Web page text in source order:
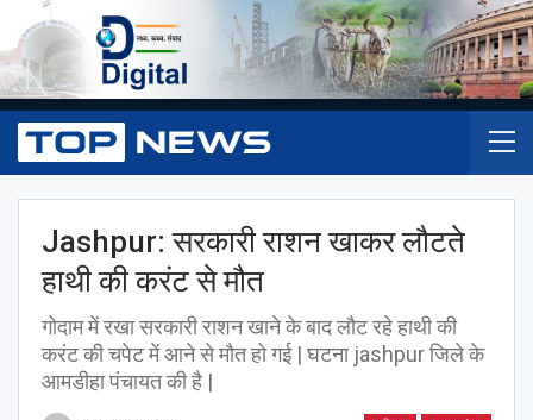
Jashpur: सरकारी राशन खाकर लौटते
हाथी की करंट से मौत
गोदाम में रखा सरकारी राशन खाने के बाद लौट रहे हाथी की
करंट की चपेट में आने से मौत हो गई | घटना jashpur जिले के
आमडीहा पंचायत की है |